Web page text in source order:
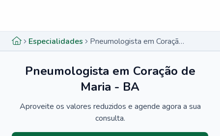
Especialidades Pneumologista em Coração de Maria - BA
Pneumologista em Coração de
Maria - BA
Aproveite os valores reduzidos e agende agora a sua
consulta.